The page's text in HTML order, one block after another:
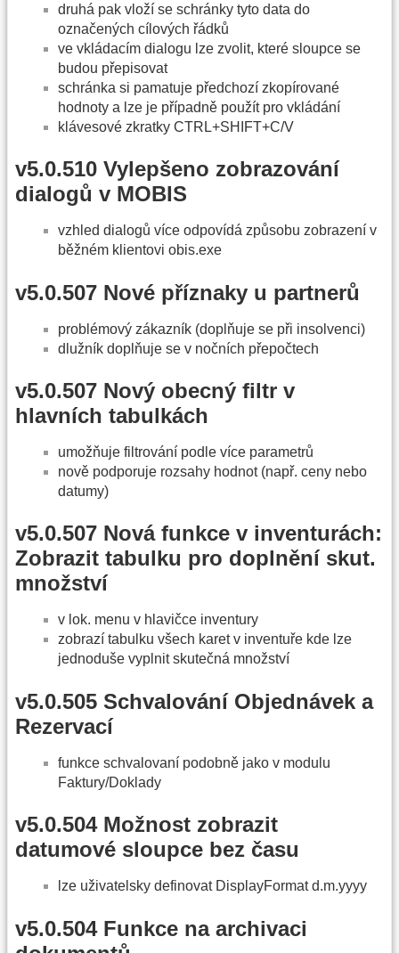
druhá pak vloží se schránky tyto data do
označených cílových řádků
ve vkládacím dialogu lze zvolit, které sloupce se
budou přepisovat
schránka si pamatuje předchozí zkopírované
hodnoty a lze je případně použít pro vkládání
klávesové zkratky CTRL+SHIFT+C/V
v5.0.510 Vylepšeno zobrazování
dialogů v MOBIS
vzhled dialogů více odpovídá způsobu zobrazení v
běžném klientovi obis.exe
v5.0.507 Nové příznaky u partnerů
problémový zákazník (doplňuje se při insolvenci)
dlužník doplňuje se v nočních přepočtech
v5.0.507 Nový obecný filtr v
hlavních tabulkách
umožňuje filtrování podle více parametrů
nově podporuje rozsahy hodnot (např. ceny nebo
datumy)
v5.0.507 Nová funkce v inventurách:
Zobrazit tabulku pro doplnění skut.
množství
v lok. menu v hlavičce inventury
zobrazí tabulku všech karet v inventuře kde lze
jednoduše vyplnit skutečná množství
v5.0.505 Schvalování Objednávek a
Rezervací
funkce schvalovaní podobně jako v modulu
Faktury/Doklady
v5.0.504 Možnost zobrazit
datumové sloupce bez času
lze uživatelsky definovat DisplayFormat d.m.yyyy
v5.0.504 Funkce na archivaci